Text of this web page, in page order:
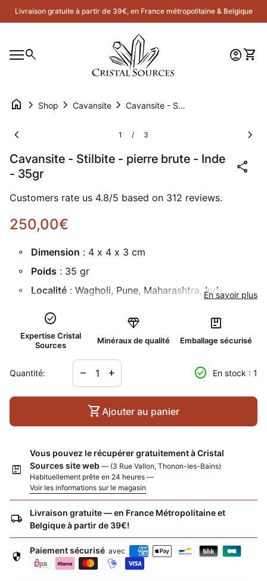
Skip to content
Livraison gratuite à partir de 39€, en France métropolitaine & Belgique
Navigation mobile
search
Accueil
Compte
account_circle Voir
shopping_cart
home chevron_right Shop chevron_right Cavansite chevron_right Cavansite - Stilbite - pierre brute - Inde - 35gr
chevron_left 1 / 3 chevron_right
Cavansite - Stilbite - pierre brute - Inde
- 35gr
share
Customers rate us 4.8/5 based on 312 reviews.
Prix normal
250,00€
Dimension : 4 x 4 x 3 cm
Poids : 35 gr
Localité : Wagholi, Pune, Maharashtra, IndeEn savoir plus
check_circle
Expertise Cristal
Sources
diamond
Minéraux de qualité
package
Emballage sécurisé
Quantité:
Diminuer la quantité pour
remove
Augmenter la quantité pour
add check_circle En stock : 1
shopping_cart Ajouter au panier
package
Vous pouvez le récupérer gratuitement à Cristal
Sources site web — (3 Rue Vallon, Thonon-les-Bains)
Habituellement prête en 24 heures —
Voir les informations sur le magasin
local_shipping
Livraison gratuite — en France Métropolitaine et
Belgique à partir de 39€!
security Paiement sécurisé avec